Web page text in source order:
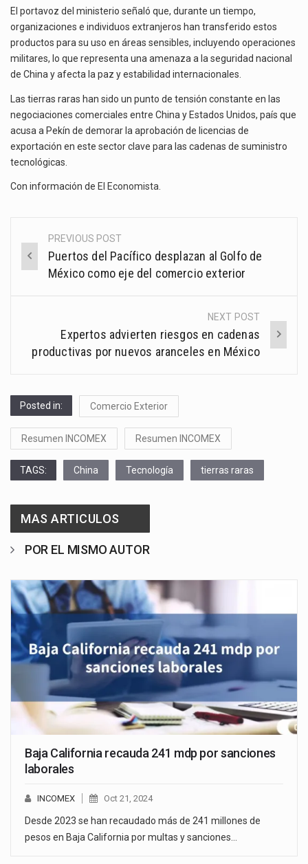
El portavoz del ministerio señaló que, durante un tiempo,
organizaciones e individuos extranjeros han transferido estos
productos para su uso en áreas sensibles, incluyendo operaciones
militares, lo que representa una amenaza a la seguridad nacional
de China y afecta la paz y estabilidad internacionales.
Las tierras raras han sido un punto de tensión constante en las
negociaciones comerciales entre China y Estados Unidos, país que
acusa a Pekín de demorar la aprobación de licencias de
exportación en este sector clave para las cadenas de suministro
tecnológicas.
Con información de El Economista.
Post
navigation
PREVIOUS POST
Puertos del Pacífico desplazan al Golfo de
México como eje del comercio exterior
NEXT POST
Expertos advierten riesgos en cadenas
productivas por nuevos aranceles en México
Posted in: Comercio Exterior
Resumen INCOMEX Resumen INCOMEX
TAGS: China Tecnología tierras raras
MAS ARTICULOS
POR EL MISMO AUTOR
Baja California recauda 241 mdp por sanciones
laborales
INCOMEX Oct 21, 2024
Desde 2023 se han recaudado más de 241 millones de
pesos en Baja California por multas y sanciones…